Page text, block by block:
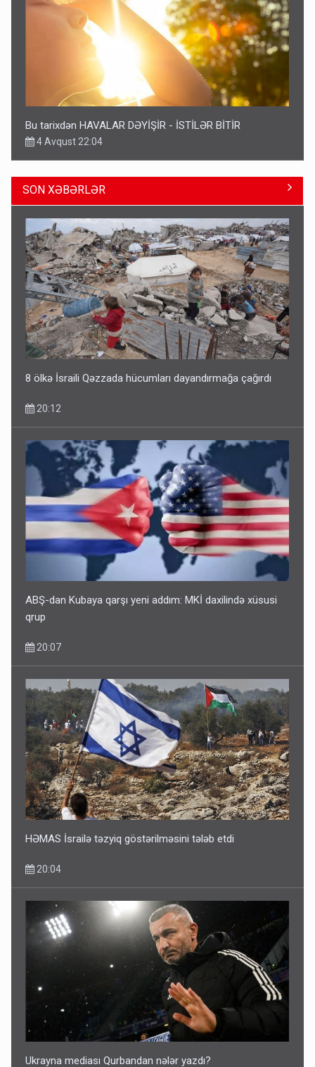
Bu tarixdən HAVALAR DƏYİŞİR - İSTİLƏR BİTİR
4 Avqust 22:04
ŞOK! David Seliverstov ölkədən qaçdı
14:14
Bu ölkələrə şəxsiyyət vəsiqəsi ilə gedə biləcəksiniz -
SİYAHI
Ərdoğana sui-qəsd planının iştirakçısı detalları açıqladı
5 Avqust 16:56
SON XƏBƏRLƏR
8 ölkə İsraili Qəzzada hücumları dayandırmağa çağırdı
20:12
ABŞ-dan Kubaya qarşı yeni addım: MKİ daxilində xüsusi
qrup
20:07
HƏMAS İsrailə təzyiq göstərilməsini tələb etdi
20:04
Ukrayna mediası Qurbandan nələr yazdı?